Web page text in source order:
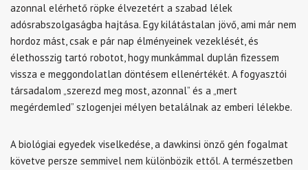
azonnal elérhető röpke élvezetért a szabad lélek
adósrabszolgaságba hajtása. Egy kilátástalan jövő, ami már nem
hordoz mást, csak e pár nap élményeinek vezeklését, és
élethosszig tartó robotot, hogy munkámmal duplán fizessem
vissza e meggondolatlan döntésem ellenértékét. A fogyasztói
társadalom „szerezd meg most, azonnal” és a „mert
megérdemled” szlogenjei mélyen betalálnak az emberi lélekbe.
A biológiai egyedek viselkedése, a dawkinsi önző gén fogalmat
követve persze semmivel nem különbözik ettől. A természetben